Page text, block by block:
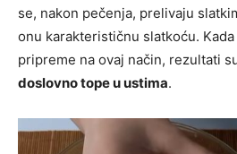
se, nakon pečenja, prelivaju
onu karakterističnu slatkoću.
pripreme na ovaj način, rezultati
doslovno tope u ustima.